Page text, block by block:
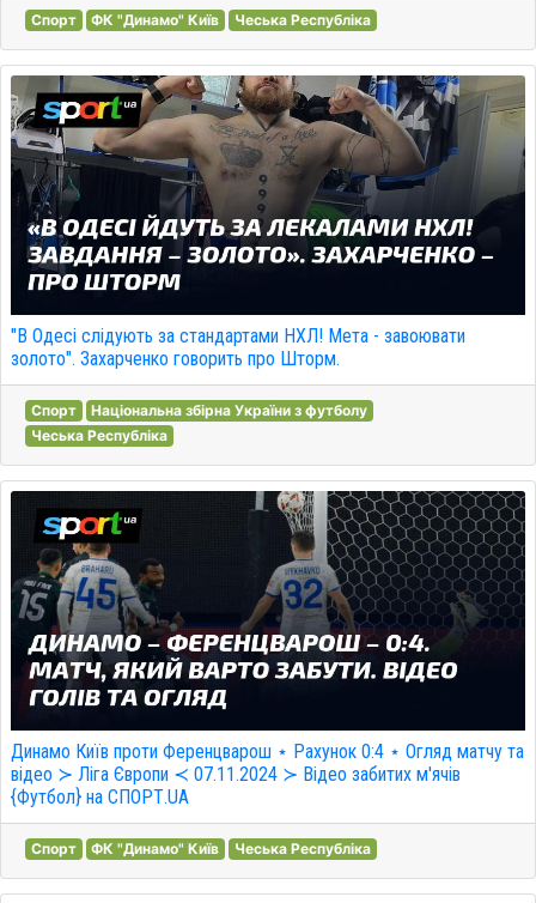
Спорт ФК "Динамо" Київ Чеська Республіка
"В Одесі слідують за стандартами НХЛ! Мета - завоювати
золото". Захарченко говорить про Шторм.
Спорт
Національна збірна України з футболу
Чеська Республіка
Динамо Київ проти Ференцварош ⋆ Рахунок 0:4 ⋆ Огляд матчу та
відео ≻ Ліга Європи ≺ 07.11.2024 ≻ Відео забитих м'ячів
{Футбол} на СПОРТ.UA
Спорт ФК "Динамо" Київ Чеська Республіка